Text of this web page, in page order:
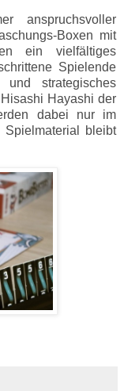
Boxen mit
ein vielfältiges
Spielende
strategisches
Hayashi der
dabei nur im
Spielmaterial bleibt